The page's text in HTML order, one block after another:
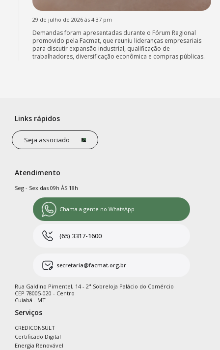
29 de julho de 2026 às 4:37 pm
Demandas foram apresentadas durante o Fórum Regional
promovido pela Facmat, que reuniu lideranças empresariais
para discutir expansão industrial, qualificação de
trabalhadores, diversificação econômica e compras públicas.
Links rápidos
Seja associado
Atendimento
Seg - Sex das 09h ÀS 18h
Chama a gente no WhatsApp
(65) 3317-1600
secretaria@facmat.org.br
Rua Galdino Pimentel, 14 - 2ª Sobreloja Palácio do Comércio
CEP 78005-020 - Centro
Cuiabá - MT
Serviços
CREDICONSULT
Certificado Digital
Energia Renovável